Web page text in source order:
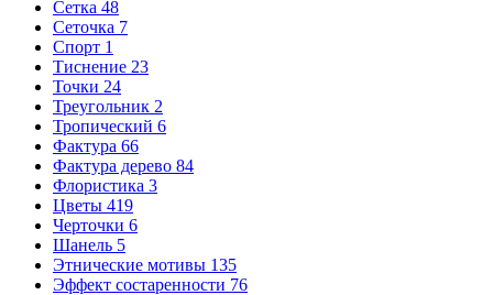
Сетка 48
Сеточка 7
Спорт 1
Тиснение 23
Точки 24
Треугольник 2
Тропический 6
Фактура 66
Фактура дерево 84
Флористика 3
Цветы 419
Черточки 6
Шанель 5
Этнические мотивы 135
Эффект состаренности 76